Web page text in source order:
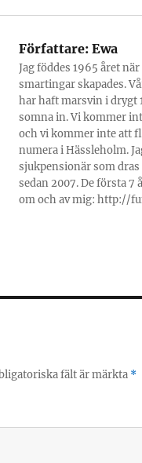
Författare:Ewa
Jag föddes 1965 året
smartingar skapades.
har haft marsvin i drygt
somna in. Vi kommer
och vi kommer inte att
numera i Hässleholm.
sjukpensionär som
sedan 2007. De första 7
om och av mig: http://
fält är märkta *